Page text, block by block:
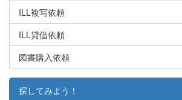
ILL複写依頼
ILL貸借依頼
図書購入依頼
探してみよう！